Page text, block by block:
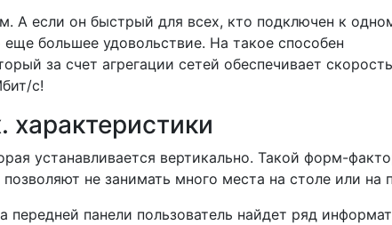
А если он быстрый для всех, кто подключен к
большее удовольствие. На такое способен
за счет агрегации сетей обеспечивает скорость
с!
устанавливается вертикально. Такой форм-
не занимать много места на столе или на
передней панели пользователь найдет ряд